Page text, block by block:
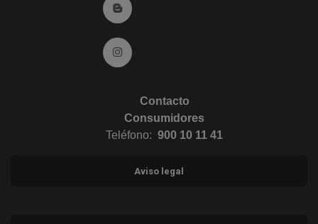
Ir al Blog (abre en ventana nueva)
Ir a Instagram (abre en ventana nueva)
Contacto
Consumidores
Teléfono: 900 10 11 41
Aviso legal